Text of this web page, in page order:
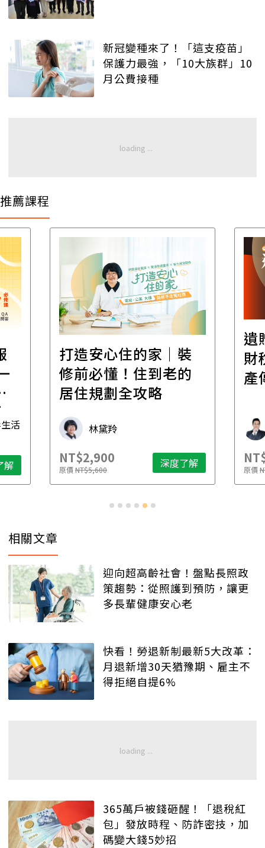
新冠變種來了！「這支疫苗」
保護力最強，「10大族群」10
月公費接種
推薦課程
活
解
打造安心住的家｜裝
修前必懂！住到老的
居住規劃全攻略
林黛羚
NT$2,900
原價NT$5,600 深度了解
遺
財
產
原價
相關文章
迎向超高齡社會！盤點長照政
策趨勢：從照護到預防，讓更
多長輩健康安心老
快看！勞退新制最新5大改革：
月退新增30天猶豫期、雇主不
得拒絕自提6%
365萬戶被錢砸醒！「退稅紅
包」發放時程、防詐密技，加
碼變大錢5妙招